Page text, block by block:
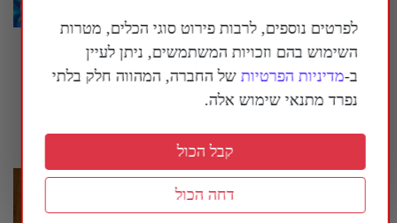
"רמת החדירה והחתרנות בתוך ארה"ב ובעלות
בריתה, הייתה פשוט מדהימה אתכם, אילו באמת
הייתם מבינים את היקפה"
לפרטים נוספים, לרבות פירוט סוגי הכלים, מטרות
השימוש בהם וזכויות המשתמשים, ניתן לעיין
ב-מדיניות הפרטיותשל החברה, המהווה חלק בלתי
נפרד מתנאי שימוש אלה.
דחה הכול
קבל הכול